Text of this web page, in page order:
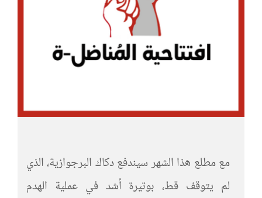
مع مطلع هذا الشهر سيندفع دكاك البرجوازية، الذي
لم يتوقف قط، بوتيرة أشد في عملية الهدم